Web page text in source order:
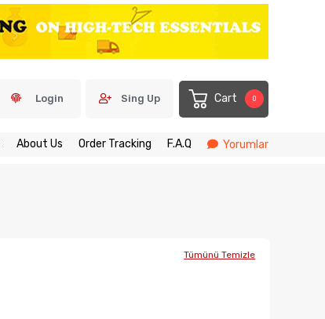
Login Sing Up Cart 0
About Us Order Tracking F.A.Q Yorumlar
Tümünü Temizle